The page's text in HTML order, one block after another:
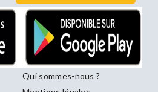
Qui sommes-nous ?